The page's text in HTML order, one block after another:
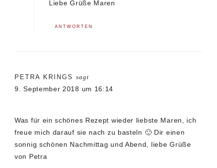
Liebe Grüße Maren
ANTWORTEN
PETRA KRINGS sagt
9. September 2018 um 16:14
Was für ein schönes Rezept wieder liebste Maren, ich
freue mich darauf sie nach zu basteln 🙂 Dir einen
sonnig schönen Nachmittag und Abend, liebe Grüße
von Petra